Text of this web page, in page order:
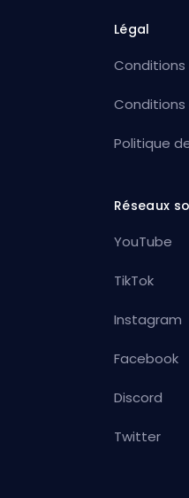
Légal
Conditions
Politique
Réseaux
YouTube
TikTok
Instagram
Facebook
Discord
Twitter